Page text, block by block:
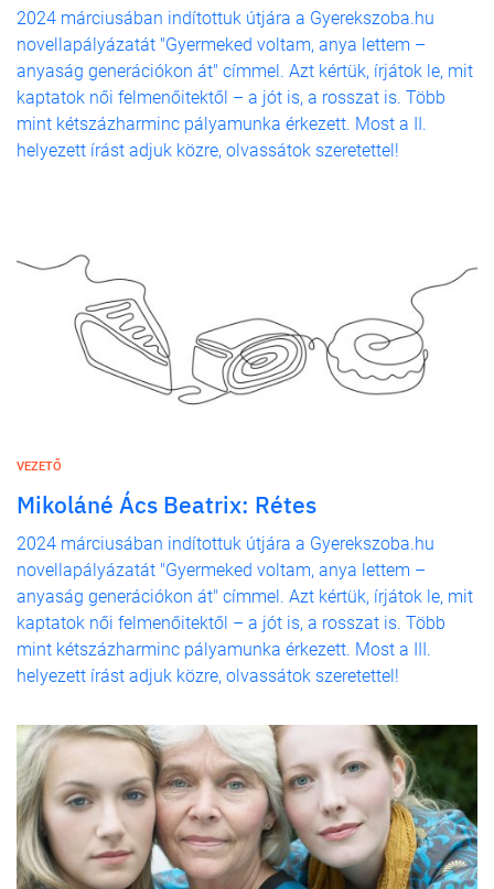
2024 márciusában indítottuk útjára a Gyerekszoba.hu
novellapályázatát "Gyermeked voltam, anya lettem –
anyaság generációkon át" címmel. Azt kértük, írjátok le, mit
kaptatok női felmenőitektől – a jót is, a rosszat is. Több
mint kétszázharminc pályamunka érkezett. Most a II.
helyezett írást adjuk közre, olvassátok szeretettel!
VEZETŐ
Mikoláné Ács Beatrix: Rétes
2024 márciusában indítottuk útjára a Gyerekszoba.hu
novellapályázatát "Gyermeked voltam, anya lettem –
anyaság generációkon át" címmel. Azt kértük, írjátok le, mit
kaptatok női felmenőitektől – a jót is, a rosszat is. Több
mint kétszázharminc pályamunka érkezett. Most a III.
helyezett írást adjuk közre, olvassátok szeretettel!